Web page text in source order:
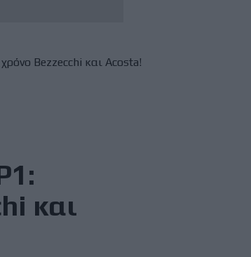
Bezzecchi και Acosta!
και